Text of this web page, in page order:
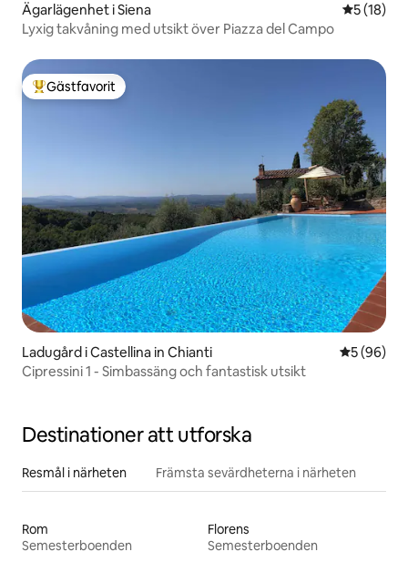
Ägarlägenhet i Siena 5 av 5 i
5 (18)
Lyxig takvåning med utsikt över Piazza del Campo
Populär gästfavorit
Gästfavorit
Ladugård i Castellina in Chianti 5 av 5 i
5 (96)
Cipressini 1 - Simbassäng och fantastisk utsikt
Destinationer att utforska
Resmål i närheten Främsta sevärdheterna i närheten
Rom
Semesterboenden
Florens
Semesterboenden